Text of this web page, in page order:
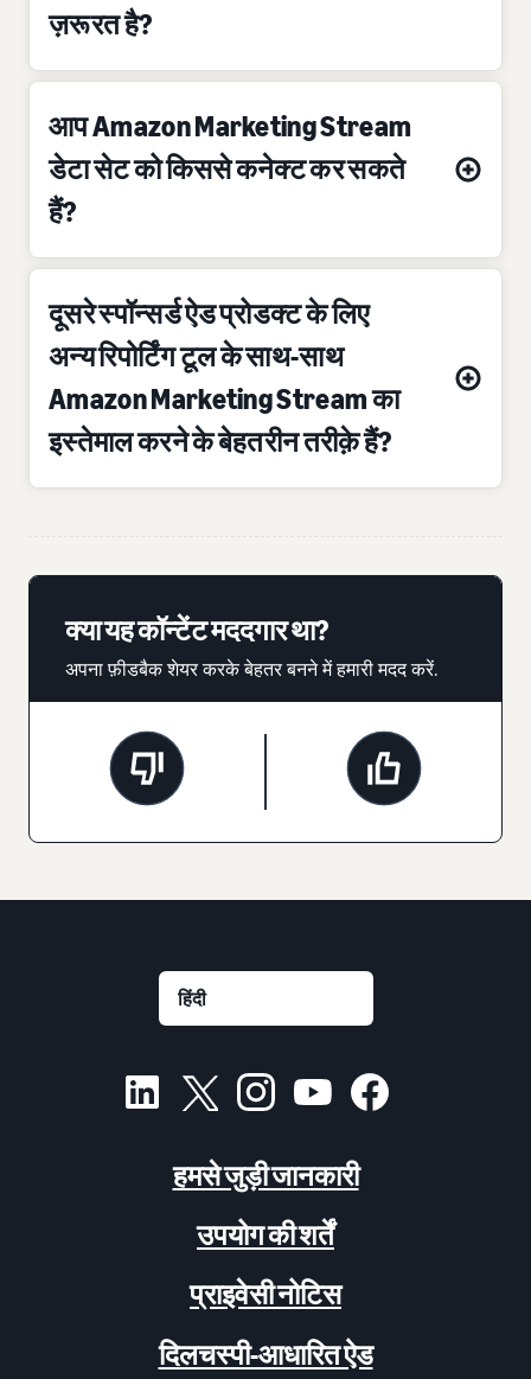
ज़रूरत है?
आप Amazon Marketing Stream
डेटा सेट को किससे कनेक्ट कर सकते
हैं?
दूसरे स्पॉन्सर्ड ऐड प्रोडक्ट के लिए
अन्य रिपोर्टिंग टूल के साथ-साथ
Amazon Marketing Stream का
इस्तेमाल करने के बेहतरीन तरीक़े हैं?
क्या यह कॉन्टेंट मददगार था?
अपना फ़ीडबैक शेयर करके बेहतर बनने में हमारी मदद करें.
हमसे जुड़ी जानकारी
उपयोग की शर्तें
प्राइवेसी नोटिस
दिलचस्पी-आधारित ऐड